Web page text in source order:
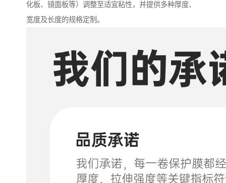
化板、镜面板等）调整至适宜粘性，并提供多种厚度、
宽度及长度的规格定制。